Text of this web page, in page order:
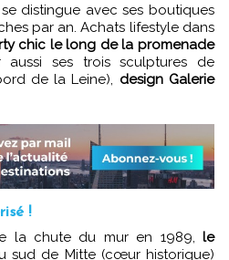
distingue avec ses boutiques
par an. Achats lifestyle dans
chic le long de la promenade
ses trois sculptures de
de la Leine), design Galerie
!
la chute du mur en 1989,le
sud de Mitte (cœur historique)